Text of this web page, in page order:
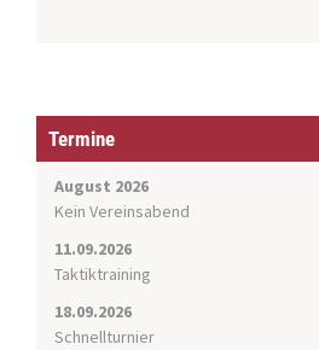
Termine
August 2026
Kein Vereinsabend
11.09.2026
Taktiktraining
18.09.2026
Schnellturnier